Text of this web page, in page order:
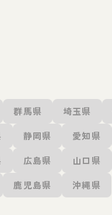
群馬県 埼玉県
静岡県 愛知県
広島県 山口県
鹿児島県 沖縄県